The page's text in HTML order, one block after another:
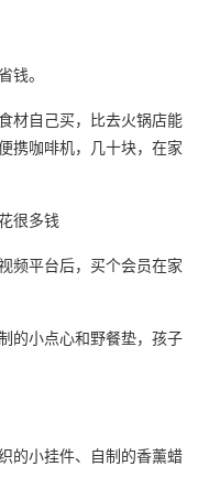
钱。
材自己买，比去火锅店能
携咖啡机，几十块，在家
很多钱
频平台后，买个会员在家
的小点心和野餐垫，孩子
的小挂件、自制的香薰蜡